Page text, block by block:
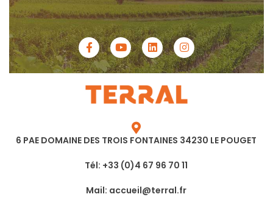
6 PAE DOMAINE DES TROIS FONTAINES 34230 LE POUGET
Tél: +33 (0)4 67 96 70 11
Mail: accueil@terral.fr